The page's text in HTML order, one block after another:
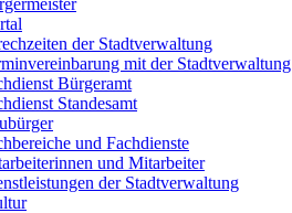
der Stadtverwaltung
mit der Stadtverwaltung
Bürgeramt
Standesamt
und Fachdienste
und Mitarbeiter
der Stadtverwaltung